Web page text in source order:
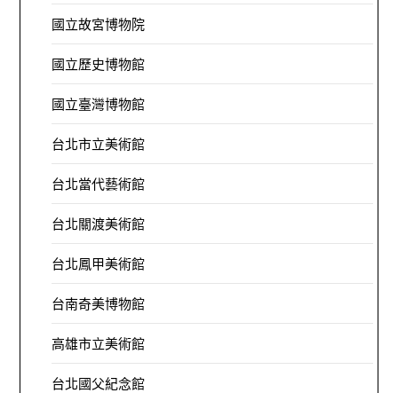
國立故宮博物院
國立歷史博物館
國立臺灣博物館
台北市立美術館
台北當代藝術館
台北關渡美術館
台北鳳甲美術館
台南奇美博物館
高雄市立美術館
台北國父紀念館